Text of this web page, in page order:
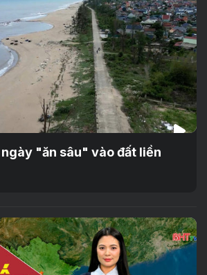
"ăn sâu" vào đất liền